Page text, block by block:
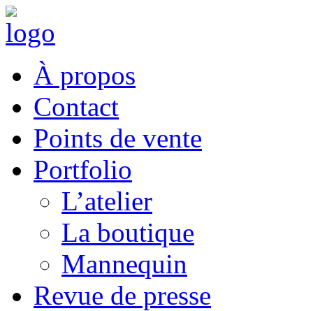
À propos
Contact
Points de vente
Portfolio
L’atelier
La boutique
Mannequin
Revue de presse